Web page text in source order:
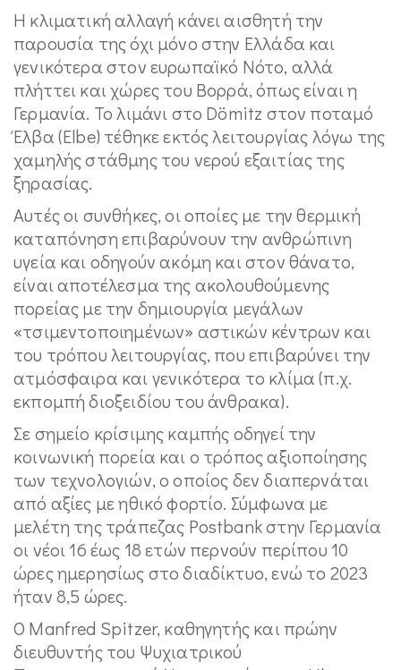
Η κλιματική αλλαγή κάνει αισθητή την
παρουσία της όχι μόνο στην Ελλάδα και
γενικότερα στον ευρωπαϊκό Νότο, αλλά
πλήττει και χώρες του Βορρά, όπως είναι η
Γερμανία. Το λιμάνι στο Dömitz στον ποταμό
Έλβα (Elbe) τέθηκε εκτός λειτουργίας λόγω της
χαμηλής στάθμης του νερού εξαιτίας της
ξηρασίας.
Αυτές οι συνθήκες, οι οποίες με την θερμική
καταπόνηση επιβαρύνουν την ανθρώπινη
υγεία και οδηγούν ακόμη και στον θάνατο,
είναι αποτέλεσμα της ακολουθούμενης
πορείας με την δημιουργία μεγάλων
«τσιμεντοποιημένων» αστικών κέντρων και
του τρόπου λειτουργίας, που επιβαρύνει την
ατμόσφαιρα και γενικότερα το κλίμα (π.χ.
εκπομπή διοξειδίου του άνθρακα).
Σε σημείο κρίσιμης καμπής οδηγεί την
κοινωνική πορεία και ο τρόπος αξιοποίησης
των τεχνολογιών, ο οποίος δεν διαπερνάται
από αξίες με ηθικό φορτίο. Σύμφωνα με
μελέτη της τράπεζας Postbank στην Γερμανία
οι νέοι 16 έως 18 ετών περνούν περίπου 10
ώρες ημερησίως στο διαδίκτυο, ενώ το 2023
ήταν 8,5 ώρες.
Ο Manfred Spitzer, καθηγητής και πρώην
διευθυντής του Ψυχιατρικού